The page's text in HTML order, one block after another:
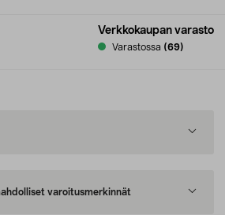
Verkkokaupan varasto
Varastossa (69)
varoitusmerkinnät